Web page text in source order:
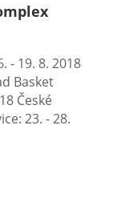
- 19. 8. 2018
Basket
České
23. - 28.